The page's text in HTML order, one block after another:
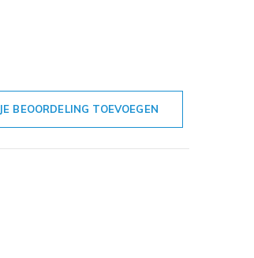
JE BEOORDELING TOEVOEGEN